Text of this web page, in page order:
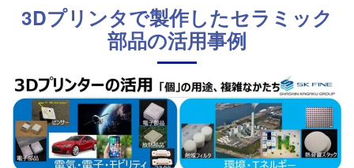
3Dプリンタで製作したセラミック
部品の活用事例